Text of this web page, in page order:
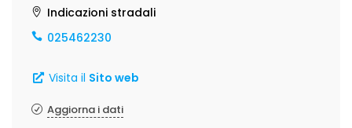
Indicazioni stradali
025462230
Visita il Sito web
Aggiorna i dati